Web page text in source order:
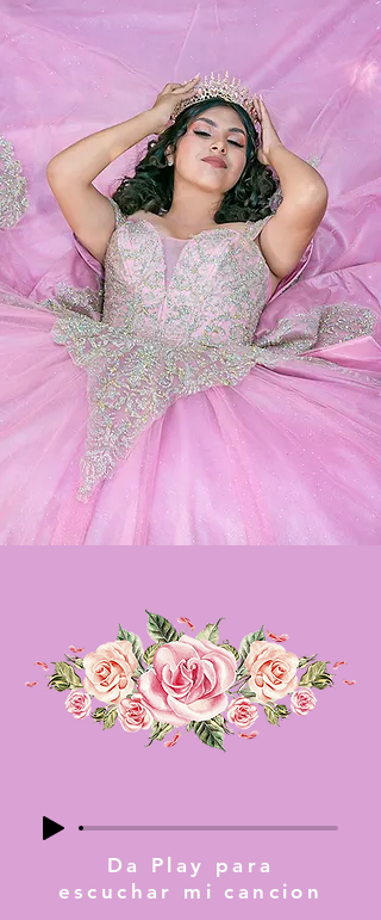
Da Play para
escuchar mi cancion